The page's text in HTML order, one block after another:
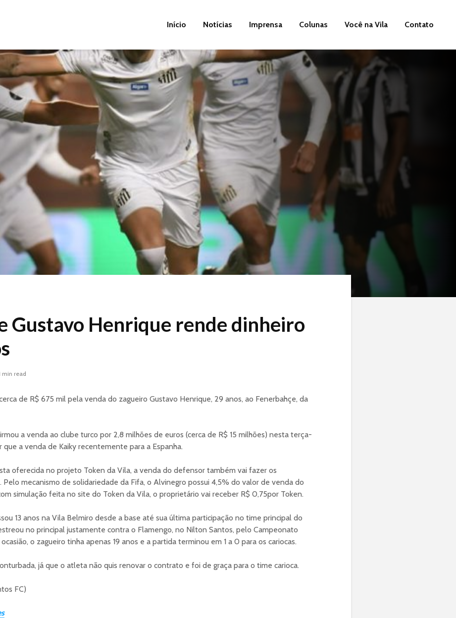
Início Notícias Imprensa Colunas Você na Vila Contato
Gustavo Henrique rende dinheiro
min read
de R$ 675 mil pela venda do zagueiro Gustavo Henrique, 29 anos, ao Fenerbahçe, da
a venda ao clube turco por 2,8 milhões de euros (cerca de R$ 15 milhões) nesta terça-
que a venda de Kaiky recentemente para a Espanha.
oferecida no projeto Token da Vila, a venda do defensor também vai fazer os
Pelo mecanismo de solidariedade da Fifa, o Alvinegro possui 4,5% do valor de venda do
simulação feita no site do Token da Vila, o proprietário vai receber R$ 0,75por Token.
13 anos na Vila Belmiro desde a base até sua última participação no time principal do
no principal justamente contra o Flamengo, no Nilton Santos, pelo Campeonato
o zagueiro tinha apenas 19 anos e a partida terminou em 1 a 0 para os cariocas.
já que o atleta não quis renovar o contrato e foi de graça para o time carioca.
FC)